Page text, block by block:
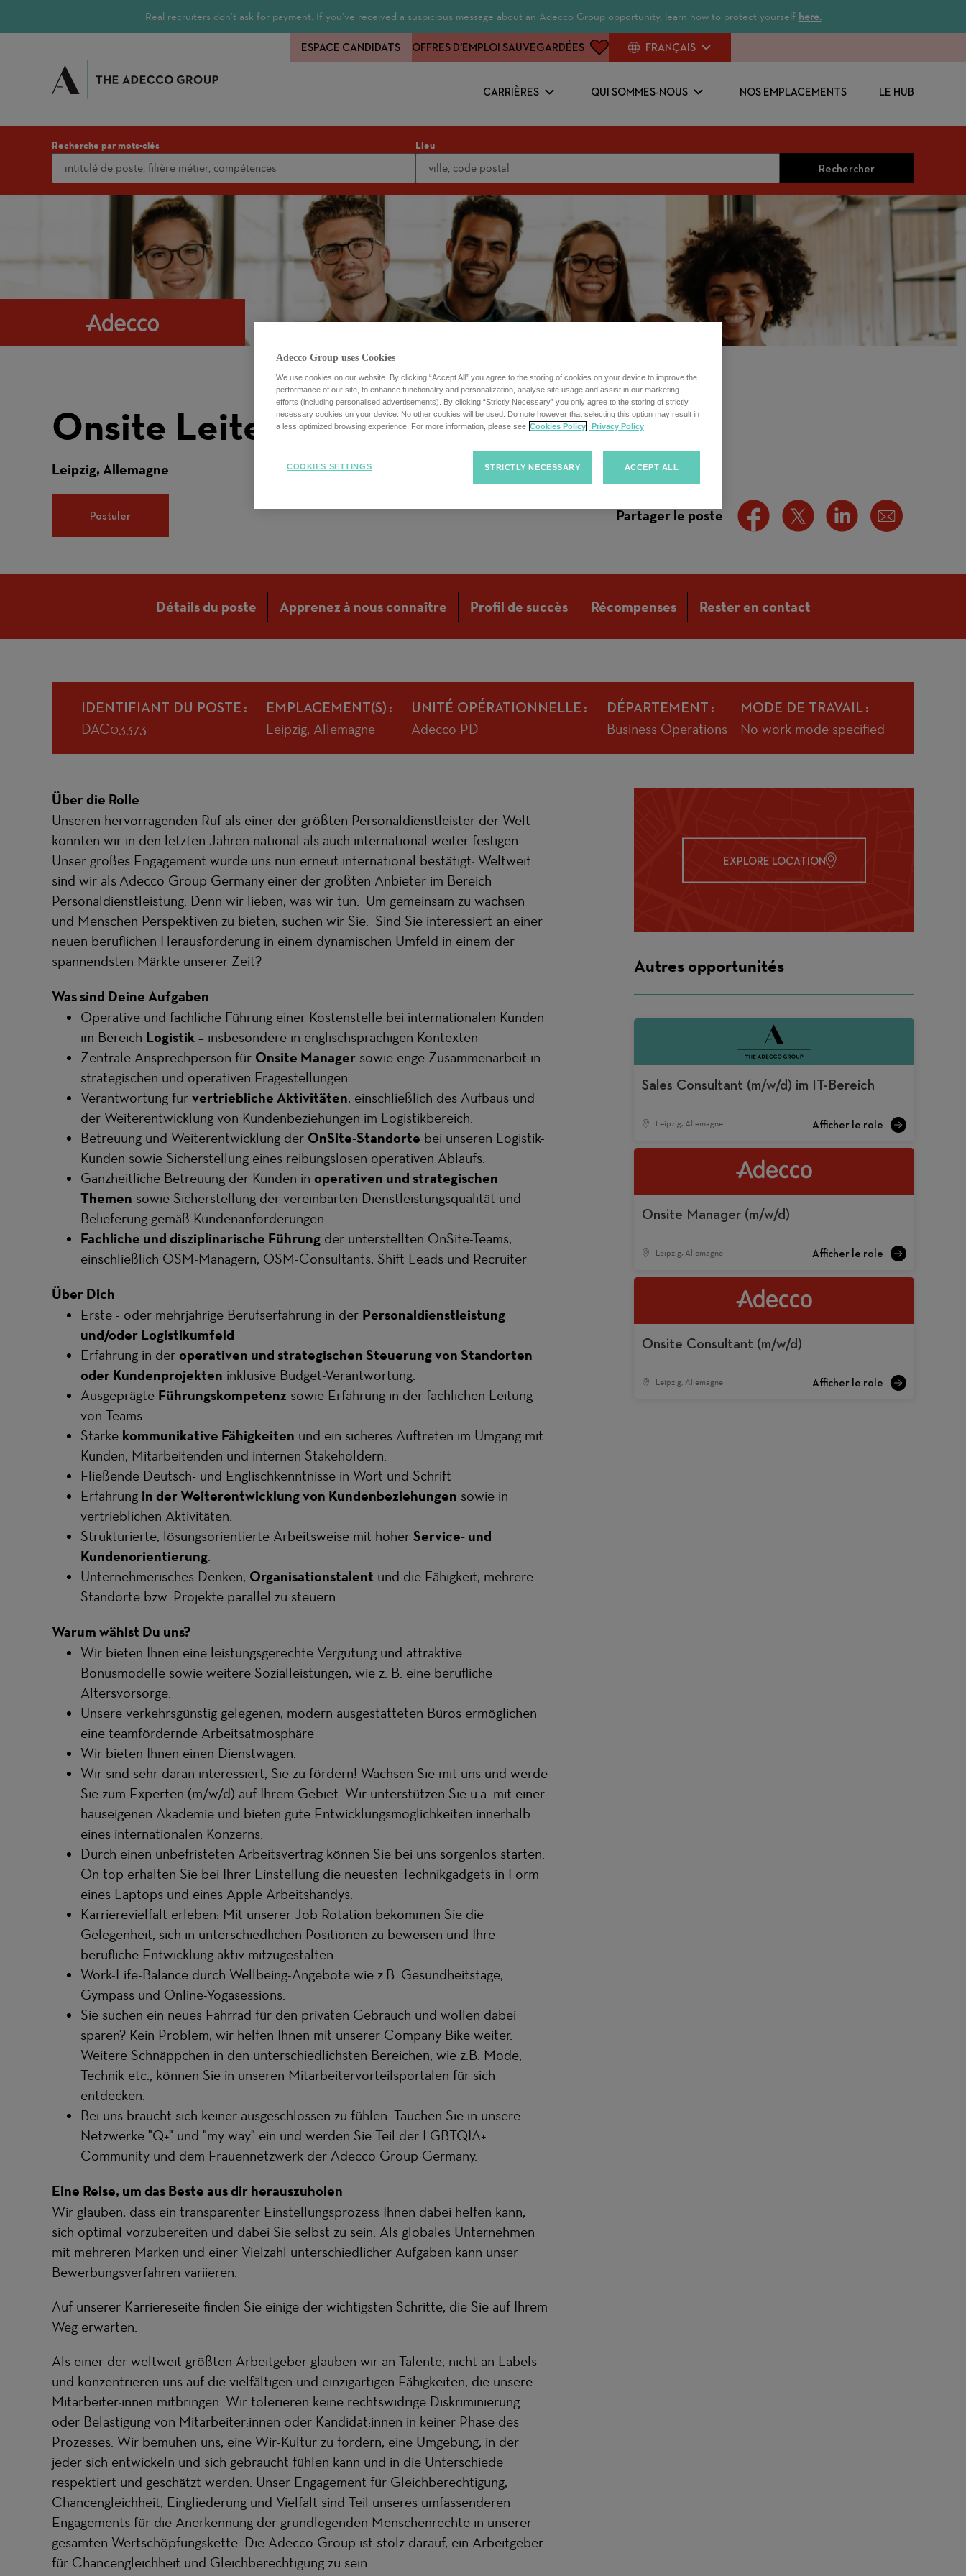
Real recruiters don’t ask for payment. If you’ve received a suspicious message about an Adecco Group opportunity, learn how to protect yourself here.
CARRIÈRES QUI SOMMES-NOUS NOS EMPLACEMENTS LE HUB
ESPACE CANDIDATS OFFRES D'EMPLOI SAUVEGARDÉES FRANÇAIS
Recherche par mots-clés Lieu
Rechercher
Onsite Leiter (m/w/d)
Leipzig, Allemagne
Postuler Partager le poste
Détails du poste Apprenez à nous connaître Profil de succès Récompenses Rester en contact
IDENTIFIANT DU POSTE
DAC03373
EMPLACEMENT(S)
Leipzig, Allemagne
UNITÉ OPÉRATIONNELLE
Adecco PD
DÉPARTEMENT
Business Operations
MODE DE TRAVAIL
No work mode specified
Über die Rolle
Unseren hervorragenden Ruf als einer der größten Personaldienstleister der Welt
konnten wir in den letzten Jahren national als auch international weiter festigen.
Unser großes Engagement wurde uns nun erneut international bestätigt: Weltweit
sind wir als Adecco Group Germany einer der größten Anbieter im Bereich
Personaldienstleistung. Denn wir lieben, was wir tun. Um gemeinsam zu wachsen
und Menschen Perspektiven zu bieten, suchen wir Sie. Sind Sie interessiert an einer
neuen beruflichen Herausforderung in einem dynamischen Umfeld in einem der
spannendsten Märkte unserer Zeit?
Was sind Deine Aufgaben
Operative und fachliche Führung einer Kostenstelle bei internationalen Kunden
im Bereich Logistik – insbesondere in englischsprachigen Kontexten
Zentrale Ansprechperson für Onsite Manager sowie enge Zusammenarbeit in
strategischen und operativen Fragestellungen.
Verantwortung für vertriebliche Aktivitäten, einschließlich des Aufbaus und
der Weiterentwicklung von Kundenbeziehungen im Logistikbereich.
Betreuung und Weiterentwicklung der OnSite-Standorte bei unseren Logistik-
Kunden sowie Sicherstellung eines reibungslosen operativen Ablaufs.
Ganzheitliche Betreuung der Kunden in operativen und strategischen
Themen sowie Sicherstellung der vereinbarten Dienstleistungsqualität und
Belieferung gemäß Kundenanforderungen.
Fachliche und disziplinarische Führung der unterstellten OnSite-Teams,
einschließlich OSM-Managern, OSM-Consultants, Shift Leads und Recruiter
Über Dich
Erste - oder mehrjährige Berufserfahrung in der Personaldienstleistung
und/oder Logistikumfeld
Erfahrung in der operativen und strategischen Steuerung von Standorten
oder Kundenprojekten inklusive Budget-Verantwortung.
Ausgeprägte Führungskompetenz sowie Erfahrung in der fachlichen Leitung
von Teams.
Starke kommunikative Fähigkeiten und ein sicheres Auftreten im Umgang mit
Kunden, Mitarbeitenden und internen Stakeholdern.
Fließende Deutsch- und Englischkenntnisse in Wort und Schrift
Erfahrung in der Weiterentwicklung von Kundenbeziehungen sowie in
vertrieblichen Aktivitäten.
Strukturierte, lösungsorientierte Arbeitsweise mit hoher Service- und
Kundenorientierung.
Unternehmerisches Denken, Organisationstalent und die Fähigkeit, mehrere
Standorte bzw. Projekte parallel zu steuern.
Warum wählst Du uns?
Wir bieten Ihnen eine leistungsgerechte Vergütung und attraktive
Bonusmodelle sowie weitere Sozialleistungen, wie z. B. eine berufliche
Altersvorsorge.
Unsere verkehrsgünstig gelegenen, modern ausgestatteten Büros ermöglichen
eine teamfördernde Arbeitsatmosphäre
Wir bieten Ihnen einen Dienstwagen.
Wir sind sehr daran interessiert, Sie zu fördern! Wachsen Sie mit uns und werde
Sie zum Experten (m/w/d) auf Ihrem Gebiet. Wir unterstützen Sie u.a. mit einer
hauseigenen Akademie und bieten gute Entwicklungsmöglichkeiten innerhalb
eines internationalen Konzerns.
Durch einen unbefristeten Arbeitsvertrag können Sie bei uns sorgenlos starten.
On top erhalten Sie bei Ihrer Einstellung die neuesten Technikgadgets in Form
eines Laptops und eines Apple Arbeitshandys.
Karrierevielfalt erleben: Mit unserer Job Rotation bekommen Sie die
Gelegenheit, sich in unterschiedlichen Positionen zu beweisen und Ihre
berufliche Entwicklung aktiv mitzugestalten.
Work-Life-Balance durch Wellbeing-Angebote wie z.B. Gesundheitstage,
Gympass und Online-Yogasessions.
Sie suchen ein neues Fahrrad für den privaten Gebrauch und wollen dabei
sparen? Kein Problem, wir helfen Ihnen mit unserer Company Bike weiter.
Weitere Schnäppchen in den unterschiedlichsten Bereichen, wie z.B. Mode,
Technik etc., können Sie in unseren Mitarbeitervorteilsportalen für sich
entdecken.
Bei uns braucht sich keiner ausgeschlossen zu fühlen. Tauchen Sie in unsere
Netzwerke "Q+" und "my way" ein und werden Sie Teil der LGBTQIA+
Community und dem Frauennetzwerk der Adecco Group Germany.
Eine Reise, um das Beste aus dir herauszuholen
Wir glauben, dass ein transparenter Einstellungsprozess Ihnen dabei helfen kann,
sich optimal vorzubereiten und dabei Sie selbst zu sein. Als globales Unternehmen
mit mehreren Marken und einer Vielzahl unterschiedlicher Aufgaben kann unser
Bewerbungsverfahren variieren.
Auf unserer Karriereseite (opens in new window)
(ouvre dans une nouvelle fenêtre)
finden Sie einige der wichtigsten Schritte, die Sie auf Ihrem
Weg erwarten.
Als einer der weltweit größten Arbeitgeber glauben wir an Talente, nicht an Labels
und konzentrieren uns auf die vielfältigen und einzigartigen Fähigkeiten, die unsere
Mitarbeiter:innen mitbringen. Wir tolerieren keine rechtswidrige Diskriminierung
oder Belästigung von Mitarbeiter:innen oder Kandidat:innen in keiner Phase des
Prozesses. Wir bemühen uns, eine Wir-Kultur zu fördern, eine Umgebung, in der
jeder sich entwickeln und sich gebraucht fühlen kann und in die Unterschiede
respektiert und geschätzt werden. Unser Engagement für Gleichberechtigung,
Chancengleichheit, Eingliederung und Vielfalt sind Teil unseres umfassenderen
Engagements für die Anerkennung der grundlegenden Menschenrechte in unserer
gesamten Wertschöpfungskette. Die Adecco Group ist stolz darauf, ein Arbeitgeber
für Chancengleichheit und Gleichberechtigung zu sein.
EXPLORE LOCATION
Autres opportunités
Sales Consultant (m/w/d) im IT-Bereich
Leipzig, Allemagne
Onsite Manager (m/w/d)
Leipzig, Allemagne
Onsite Consultant (m/w/d)
Leipzig, Allemagne
Adecco Group uses Cookies
We use cookies on our website. By clicking “Accept All” you agree to the storing of cookies on your device to improve the
performance of our site, to enhance functionality and personalization, analyse site usage and assist in our marketing
efforts (including personalised advertisements). By clicking “Strictly Necessary” you only agree to the storing of strictly
necessary cookies on your device. No other cookies will be used. Do note however that selecting this option may result in
a less optimized browsing experience. For more information, please see Cookies Policy Privacy Policy
STRICTLY NECESSARY ACCEPT ALL
COOKIES SETTINGS